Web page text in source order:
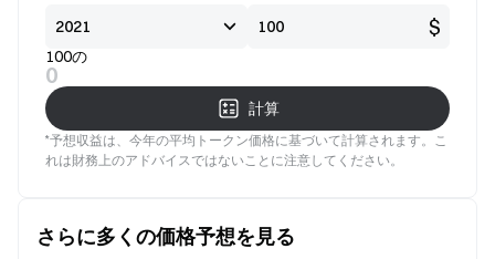
$
100の
0
計算
*予想収益は、今年の平均トークン価格に基づいて計算されます。こ
れは財務上のアドバイスではないことに注意してください。
さらに多くの価格予想を見る